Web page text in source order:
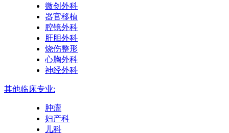
微创外科
器官移植
腔镜外科
肝胆外科
烧伤整形
心胸外科
神经外科
其他临床专业:
肿瘤
妇产科
儿科